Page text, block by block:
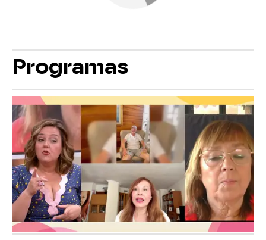
Programas